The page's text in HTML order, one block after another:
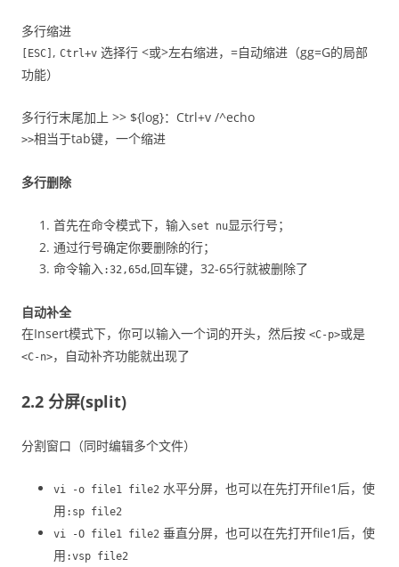
多行缩进
[ESC] , Ctrl+v 选择行 <或>左右缩进，=自动缩进（gg=G的局部
功能）
多行行末尾加上 >> ${log}：Ctrl+v /^echo
>>相当于tab键，一个缩进
多行删除
首先在命令模式下，输入 set nu显示行号；
通过行号确定你要删除的行；
命令输入 :32,65d ,回车键，32-65行就被删除了
自动补全
在Insert模式下，你可以输入一个词的开头，然后按 <C-p>或是
<C-n>，自动补齐功能就出现了
2.2 分屏(split)
分割窗口（同时编辑多个文件）
vi -o file1 file2 水平分屏，也可以在先打开file1后，使
用 :sp file2
vi -O file1 file2 垂直分屏，也可以在先打开file1后，使
用 :vsp file2